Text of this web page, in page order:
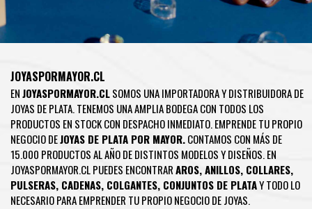
JOYASPORMAYOR.CL
ENJOYASPORMAYOR.CLSOMOS UNA IMPORTADORA Y DISTRIBUIDORA DE
JOYAS DE PLATA. TENEMOS UNA AMPLIA BODEGA CON TODOS LOS
PRODUCTOS EN STOCK CON DESPACHO INMEDIATO. EMPRENDE TU PROPIO
NEGOCIO DEJOYAS DE PLATA POR MAYOR.CONTAMOS CON MÁS DE
15.000 PRODUCTOS AL AÑO DE DISTINTOS MODELOS Y DISEÑOS. EN
JOYASPORMAYOR.CL PUEDES ENCONTRARAROS,ANILLOS, COLLARES,
PULSERAS, CADENAS, COLGANTES, CONJUNTOS DE PLATAY TODO LO
NECESARIO PARA EMPRENDER TU PROPIO NEGOCIO DE JOYAS.